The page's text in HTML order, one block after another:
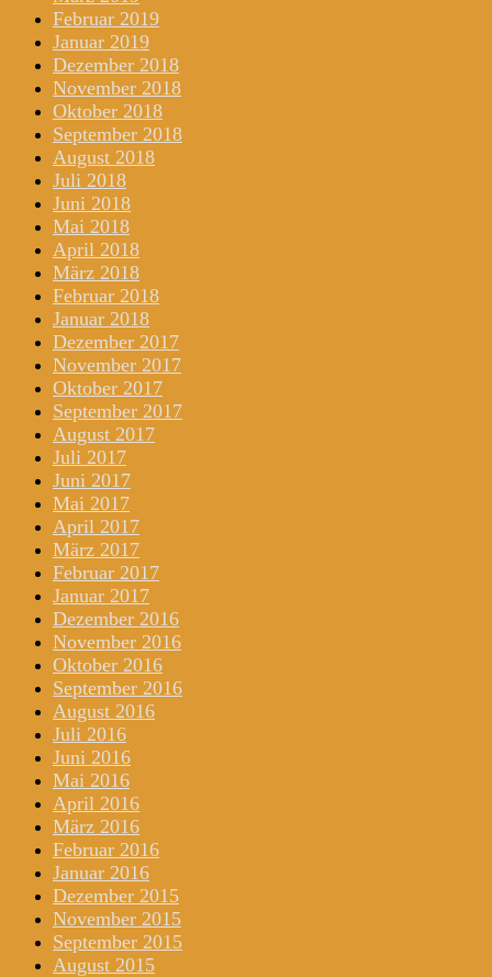
Februar 2019
Januar 2019
Dezember 2018
November 2018
Oktober 2018
September 2018
August 2018
Juli 2018
Juni 2018
Mai 2018
April 2018
März 2018
Februar 2018
Januar 2018
Dezember 2017
November 2017
Oktober 2017
September 2017
August 2017
Juli 2017
Juni 2017
Mai 2017
April 2017
März 2017
Februar 2017
Januar 2017
Dezember 2016
November 2016
Oktober 2016
September 2016
August 2016
Juli 2016
Juni 2016
Mai 2016
April 2016
März 2016
Februar 2016
Januar 2016
Dezember 2015
November 2015
September 2015
August 2015